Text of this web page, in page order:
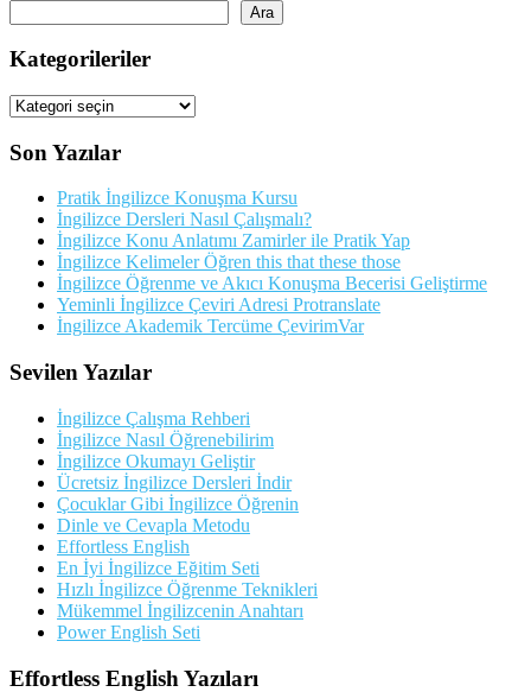
Ara
Kategorileriler
Kategorileriler
Son Yazılar
Pratik İngilizce Konuşma Kursu
İngilizce Dersleri Nasıl Çalışmalı?
İngilizce Konu Anlatımı Zamirler ile Pratik Yap
İngilizce Kelimeler Öğren this that these those
İngilizce Öğrenme ve Akıcı Konuşma Becerisi Geliştirme
Yeminli İngilizce Çeviri Adresi Protranslate
İngilizce Akademik Tercüme ÇevirimVar
Sevilen Yazılar
İngilizce Çalışma Rehberi
İngilizce Nasıl Öğrenebilirim
İngilizce Okumayı Geliştir
Ücretsiz İngilizce Dersleri İndir
Çocuklar Gibi İngilizce Öğrenin
Dinle ve Cevapla Metodu
Effortless English
En İyi İngilizce Eğitim Seti
Hızlı İngilizce Öğrenme Teknikleri
Mükemmel İngilizcenin Anahtarı
Power English Seti
Effortless English Yazıları